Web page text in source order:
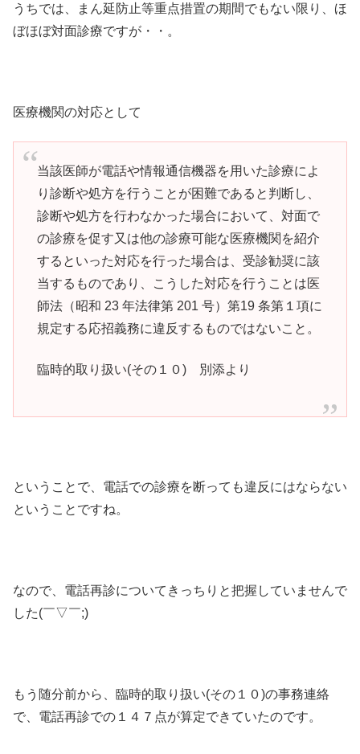
うちでは、まん延防止等重点措置の期間でもない限り、ほ
ぼほぼ対面診療ですが・・。
医療機関の対応として
当該医師が電話や情報通信機器を用いた診療によ
り診断や処方を行うことが困難であると判断し、
診断や処方を行わなかった場合において、対面で
の診療を促す又は他の診療可能な医療機関を紹介
するといった対応を行った場合は、受診勧奨に該
当するものであり、こうした対応を行うことは医
師法（昭和 23 年法律第 201 号）第19 条第１項に
規定する応招義務に違反するものではないこと。
臨時的取り扱い(その１０) 別添より
ということで、電話での診療を断っても違反にはならない
ということですね。
なので、電話再診についてきっちりと把握していませんで
した(￣▽￣;)
もう随分前から、臨時的取り扱い(その１０)の事務連絡
で、電話再診での１４７点が算定できていたのです。